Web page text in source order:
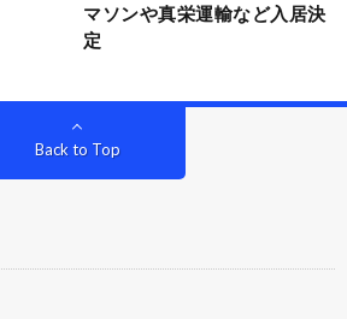
マソンや真栄運輸など入居決
定
Back to Top